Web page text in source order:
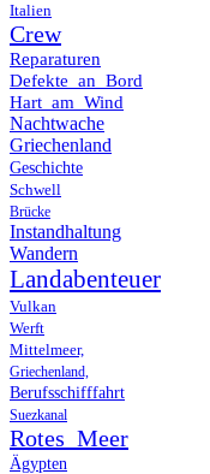
Italien
Crew
Reparaturen
Defekte_an_Bord
Hart_am_Wind
Nachtwache
Griechenland
Geschichte
Schwell
Brücke
Instandhaltung
Wandern
Landabenteuer
Vulkan
Werft
Mittelmeer,
Griechenland,
Berufsschifffahrt
Suezkanal
Rotes_Meer
Ägypten